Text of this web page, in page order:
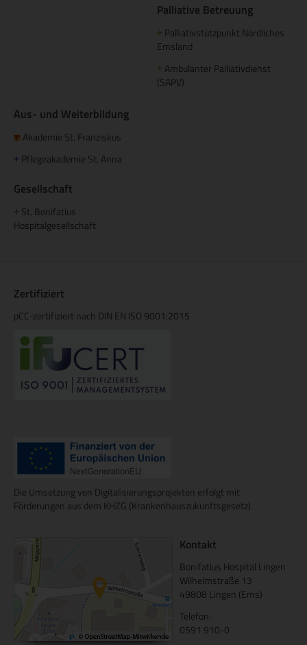
Palliative Betreuung
+ Palliativstützpunkt Nördliches
Emsland
+ Ambulanter Palliativdienst
(SAPV)
Aus- und Weiterbildung
Akademie St. Franziskus
+ Pflegeakademie St. Anna
Gesellschaft
St. Bonifatius
Hospitalgesellschaft
Zertifiziert
pCC-zertifiziert nach DIN EN ISO 9001:2015
Die Umsetzung von Digitalisierungsprojekten erfolgt mit
Förderungen aus dem KHZG (Krankenhauszukunftsgesetz).
Kontakt
Bonifatius Hospital Lingen
Wilhelmstraße 13
49808 Lingen (Ems)
Telefon:
0591 910-0